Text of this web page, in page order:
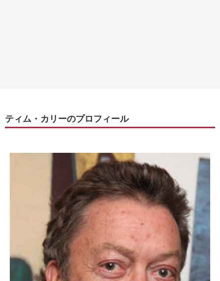
ティム・カリーのプロフィール